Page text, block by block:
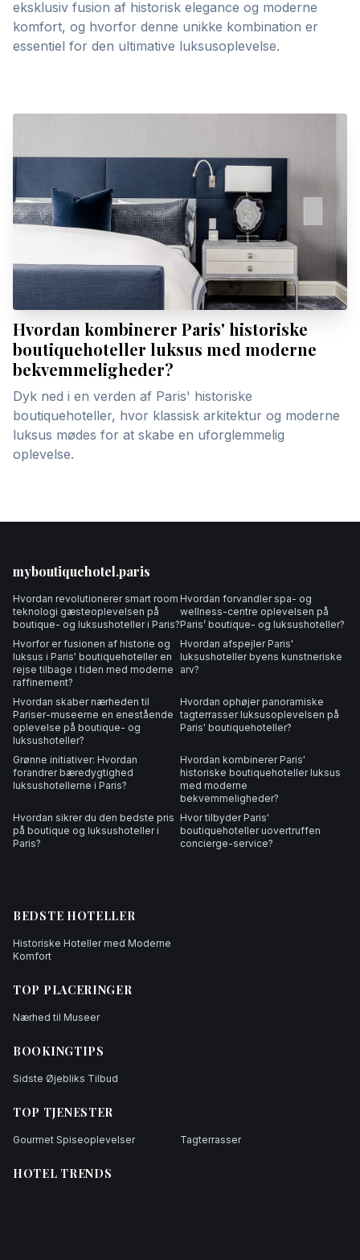
eksklusiv fusion af historisk elegance og moderne
komfort, og hvorfor denne unikke kombination er
essentiel for den ultimative luksusoplevelse.
Hvordan kombinerer Paris' historiske
boutiquehoteller luksus med moderne
bekvemmeligheder?
Dyk ned i en verden af Paris' historiske
boutiquehoteller, hvor klassisk arkitektur og moderne
luksus mødes for at skabe en uforglemmelig
oplevelse.
myboutiquehotel.paris
Hvordan revolutionerer smart room
teknologi gæsteoplevelsen på
boutique- og luksushoteller i Paris?
Hvordan forvandler spa- og
wellness-centre oplevelsen på
Paris’ boutique- og luksushoteller?
Hvorfor er fusionen af historie og
luksus i Paris' boutiquehoteller en
rejse tilbage i tiden med moderne
raffinement?
Hvordan afspejler Paris'
luksushoteller byens kunstneriske
arv?
Hvordan skaber nærheden til
Pariser-museerne en enestående
oplevelse på boutique- og
luksushoteller?
Hvordan ophøjer panoramiske
tagterrasser luksusoplevelsen på
Paris' boutiquehoteller?
Grønne initiativer: Hvordan
forandrer bæredygtighed
luksushotellerne i Paris?
Hvordan kombinerer Paris'
historiske boutiquehoteller luksus
med moderne
bekvemmeligheder?
Hvordan sikrer du den bedste pris
på boutique og luksushoteller i
Paris?
Hvor tilbyder Paris'
boutiquehoteller uovertruffen
concierge-service?
BEDSTE HOTELLER
Historiske Hoteller med Moderne
Komfort
TOP PLACERINGER
Nærhed til Museer
BOOKINGTIPS
Sidste Øjebliks Tilbud
TOP TJENESTER
Gourmet Spiseoplevelser Tagterrasser
HOTEL TRENDS